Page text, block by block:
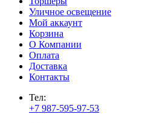
Уличное освещение
Мой аккаунт
Корзина
О Компании
Оплата
Доставка
Контакты
Тел:
+7 987-595-97-53